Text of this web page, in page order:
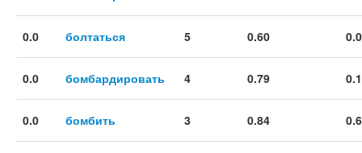
0.0 болтаться 5 0.60
0.0 бомбардировать 4 0.79
0.0 бомбить 3 0.84